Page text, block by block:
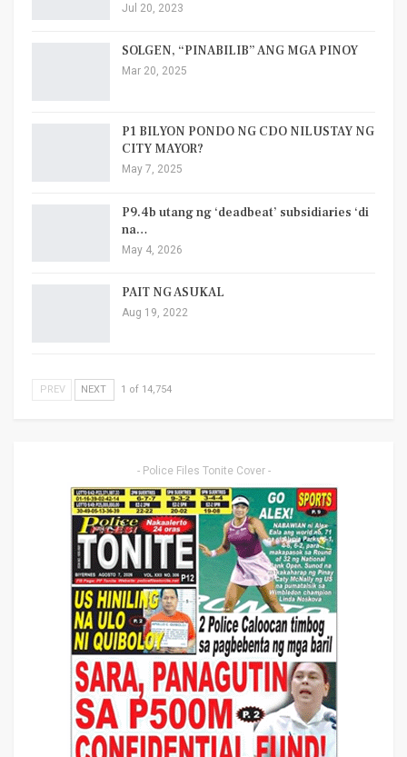
Jul 20, 2023
SOLGEN, “PINABILIB” ANG MGA PINOY
Mar 20, 2025
P1 BILYON PONDO NG CDO NILUSTAY NG
CITY MAYOR?
May 7, 2025
P9.4b utang ng ‘deadbeat’ subsidiaries ‘di
na…
May 4, 2026
PAIT NG ASUKAL
Aug 19, 2022
PREV NEXT 1 of 14,754
- Police Files Tonite Cover -